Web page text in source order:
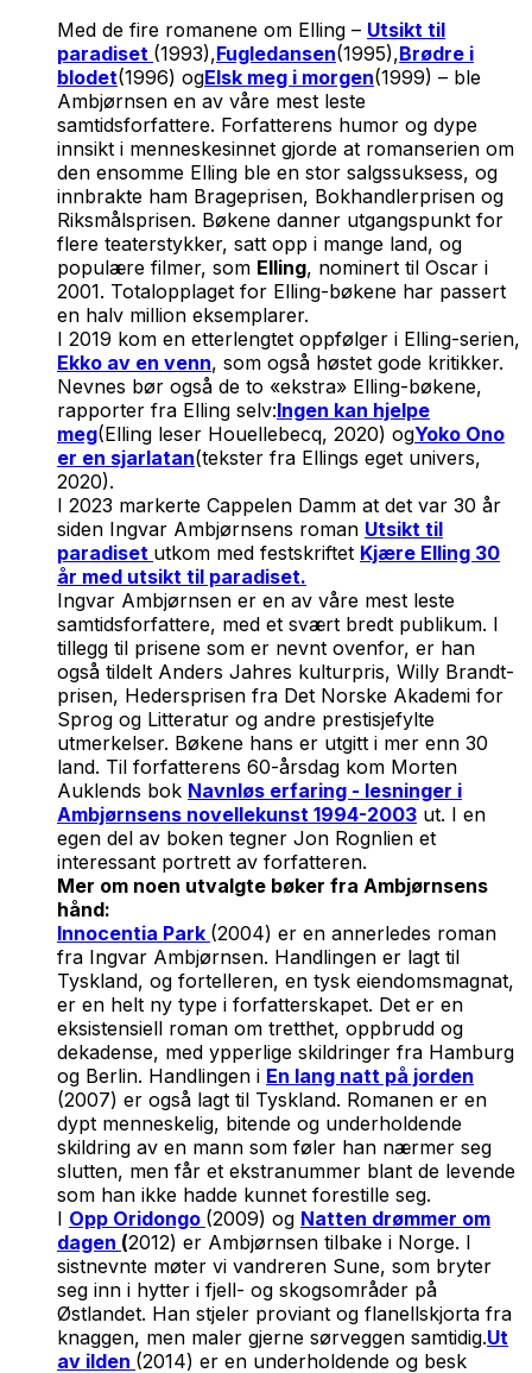
Med de fire romanene om Elling – Utsikt til
paradiset (1993),Fugledansen(1995),Brødre i
blodet(1996) ogElsk meg i morgen(1999) – ble
Ambjørnsen en av våre mest leste
samtidsforfattere. Forfatterens humor og dype
innsikt i menneskesinnet gjorde at romanserien om
den ensomme Elling ble en stor salgssuksess, og
innbrakte ham Brageprisen, Bokhandlerprisen og
Riksmålsprisen. Bøkene danner utgangspunkt for
flere teaterstykker, satt opp i mange land, og
populære filmer, som Elling, nominert til Oscar i
2001. Totalopplaget for Elling-bøkene har passert
en halv million eksemplarer.
I 2019 kom en etterlengtet oppfølger i Elling-serien,
Ekko av en venn, som også høstet gode kritikker.
Nevnes bør også de to «ekstra» Elling-bøkene,
rapporter fra Elling selv:Ingen kan hjelpe
meg(Elling leser Houellebecq, 2020) ogYoko Ono
er en sjarlatan(tekster fra Ellings eget univers,
2020).
I 2023 markerte Cappelen Damm at det var 30 år
siden Ingvar Ambjørnsens roman Utsikt til
paradiset utkom med festskriftet Kjære Elling 30
år med utsikt til paradiset.
Ingvar Ambjørnsen er en av våre mest leste
samtidsforfattere, med et svært bredt publikum. I
tillegg til prisene som er nevnt ovenfor, er han
også tildelt Anders Jahres kulturpris, Willy Brandt-
prisen, Hedersprisen fra Det Norske Akademi for
Sprog og Litteratur og andre prestisjefylte
utmerkelser. Bøkene hans er utgitt i mer enn 30
land. Til forfatterens 60-årsdag kom Morten
Auklends bok Navnløs erfaring - lesninger i
Ambjørnsens novellekunst 1994-2003 ut. I en
egen del av boken tegner Jon Rognlien et
interessant portrett av forfatteren.
Mer om noen utvalgte bøker fra Ambjørnsens
hånd:
Innocentia Park (2004) er en annerledes roman
fra Ingvar Ambjørnsen. Handlingen er lagt til
Tyskland, og fortelleren, en tysk eiendomsmagnat,
er en helt ny type i forfatterskapet. Det er en
eksistensiell roman om tretthet, oppbrudd og
dekadense, med ypperlige skildringer fra Hamburg
og Berlin. Handlingen i En lang natt på jorden
(2007) er også lagt til Tyskland. Romanen er en
dypt menneskelig, bitende og underholdende
skildring av en mann som føler han nærmer seg
slutten, men får et ekstranummer blant de levende
som han ikke hadde kunnet forestille seg.
I Opp Oridongo (2009) og Natten drømmer om
dagen (2012) er Ambjørnsen tilbake i Norge. I
sistnevnte møter vi vandreren Sune, som bryter
seg inn i hytter i fjell- og skogsområder på
Østlandet. Han stjeler proviant og flanellskjorta fra
knaggen, men maler gjerne sørveggen samtidig.Ut
av ilden (2014) er en underholdende og besk